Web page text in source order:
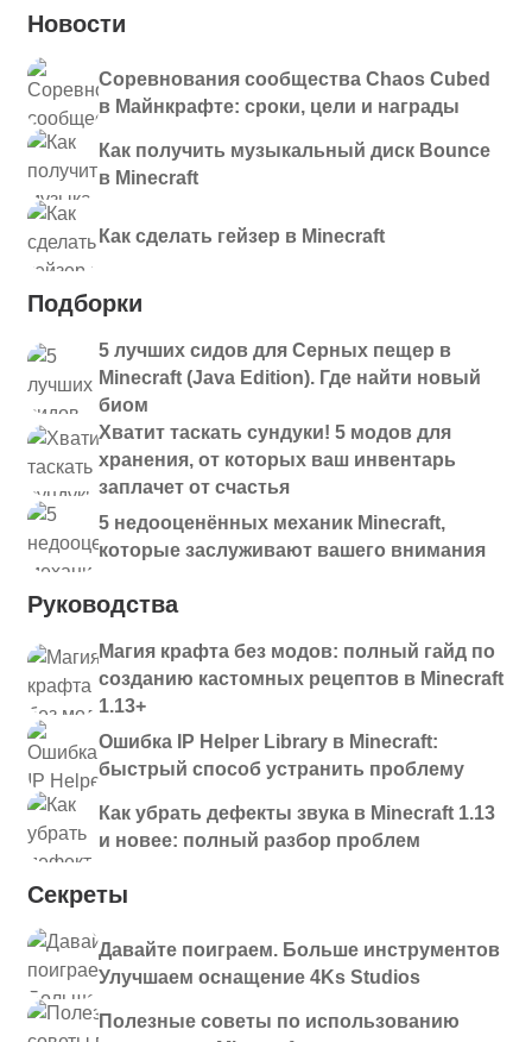
Новости
Соревнования сообщества Chaos Cubed
в Майнкрафте: сроки, цели и награды
Как получить музыкальный диск Bounce
в Minecraft
Как сделать гейзер в Minecraft
Подборки
5 лучших сидов для Серных пещер в
Minecraft (Java Edition). Где найти новый
биом
Хватит таскать сундуки! 5 модов для
хранения, от которых ваш инвентарь
заплачет от счастья
5 недооценённых механик Minecraft,
которые заслуживают вашего внимания
Руководства
Магия крафта без модов: полный гайд по
созданию кастомных рецептов в Minecraft
1.13+
Ошибка IP Helper Library в Minecraft:
быстрый способ устранить проблему
Как убрать дефекты звука в Minecraft 1.13
и новее: полный разбор проблем
Секреты
Давайте поиграем. Больше инструментов
Улучшаем оснащение 4Ks Studios
Полезные советы по использованию